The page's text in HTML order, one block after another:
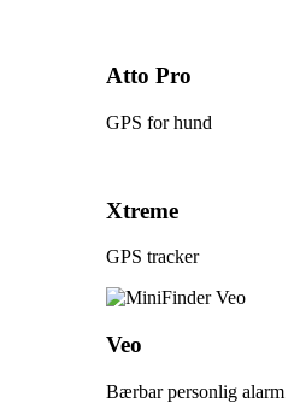
Atto Pro
GPS for hund
Xtreme
GPS tracker
Veo
Bærbar personlig alarm